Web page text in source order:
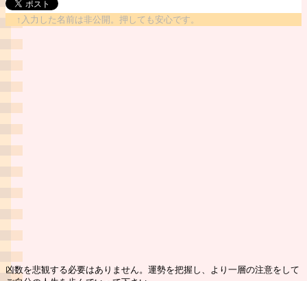
↑入力した名前は非公開。押しても安心です。
凶数を悲観する必要はありません。運勢を把握し、より一層の注意をして